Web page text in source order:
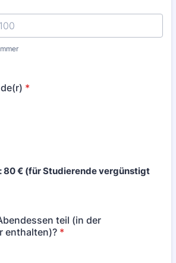
*
80 € (für Studierende vergünstigt
teil (in der
enthalten)? *